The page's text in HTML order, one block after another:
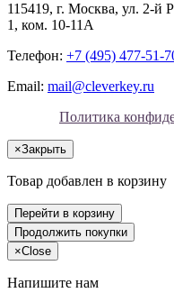
115419, г. Москва, ул. 2-й
1, ком. 10-11А
Телефон: +7 (495) 477-51-
Email: mail@cleverkey.ru
Политика
×Закрыть
Товар добавлен в корзину
Перейти в корзину
Продолжить покупки
×Close
Напишите нам